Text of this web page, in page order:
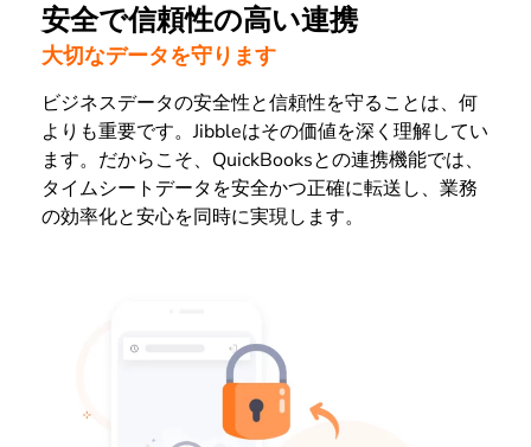
安全で信頼性の高い連携
大切なデータを守ります
ビジネスデータの安全性と信頼性を守ることは、何
よりも重要です。Jibbleはその価値を深く理解してい
ます。だからこそ、QuickBooksとの連携機能では、
タイムシートデータを安全かつ正確に転送し、業務
の効率化と安心を同時に実現します。